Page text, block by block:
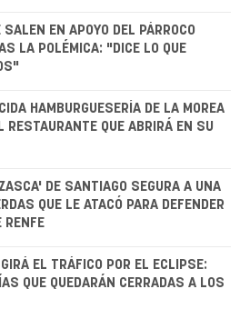
EN APOYO DEL PÁRROCO
LA POLÉMICA: "DICE LO QUE
HAMBURGUESERÍA DE LA MOREA
RESTAURANTE QUE ABRIRÁ EN SU
DE SANTIAGO SEGURA A UNA
QUE LE ATACÓ PARA DEFENDER
RENFE
EL TRÁFICO POR EL ECLIPSE:
QUE QUEDARÁN CERRADAS A LOS